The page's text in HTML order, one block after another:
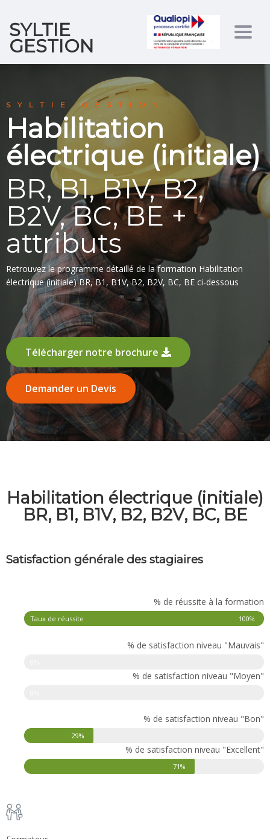
SYLTIE
GESTION
SYLTIE GESTION
Habilitation
électrique (initiale)
BR, B1, B1V, B2,
B2V, BC, BE +
attributs
Retrouvez le programme détaillé de la formation Habilitation
électrique (initiale) BR, B1, B1V, B2, B2V, BC, BE ci-dessous
Télécharger notre brochure
Demander un Devis
Habilitation électrique (initiale)
BR, B1, B1V, B2, B2V, BC, BE
Satisfaction générale des stagiaires
% de réussite à la formation
Taux de réussite 100%
% de satisfaction niveau "Mauvais"
% de satisfaction niveau "Moyen"
% de satisfaction niveau "Bon"
29%
% de satisfaction niveau "Excellent"
71%